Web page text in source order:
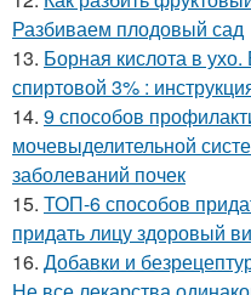
Разбиваем плодовый сад
13. Борная кислота в
спиртовой 3% :
14. 9 способов
мочевыделительной
заболеваний почек
15. ТОП-6 способов
придать лицу здоровый
16. Добавки и